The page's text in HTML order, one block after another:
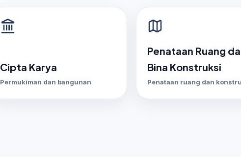
Cipta Karya
Permukiman dan bangunan
Penataan Ruang
Bina Konstruksi
Penataan ruang dan